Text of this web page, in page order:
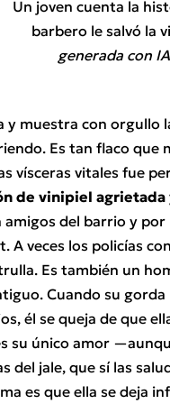
Un joven cuenta la
barbero le salvó la
generada con
y muestra con
Es tan flaco
vísceras vitales fue
de vinipiel
amigos del barrio y
A veces los policías
Es también un
Cuando su gorda
él se queja de que
su único amor
del jale, que sí las
es que ella se deja